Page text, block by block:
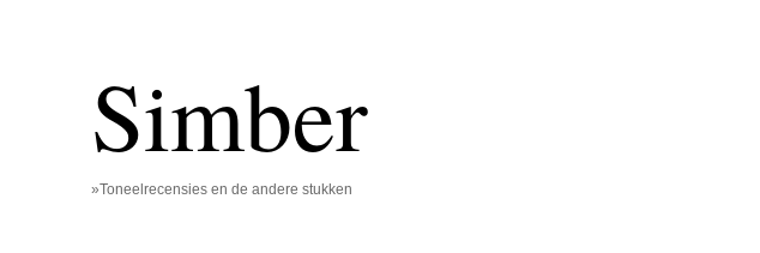
Simber
»Toneelrecensies en de andere stukken